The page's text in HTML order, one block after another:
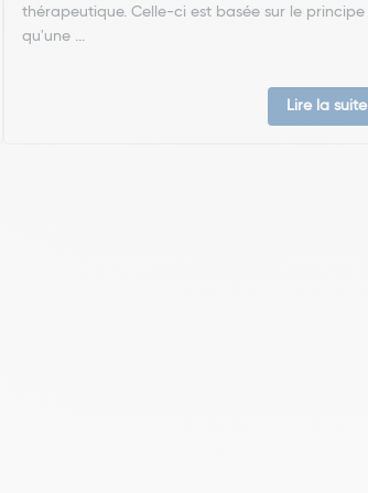
thérapeutique. Celle-ci est basée sur le principe
qu'une ...
Lire la suite